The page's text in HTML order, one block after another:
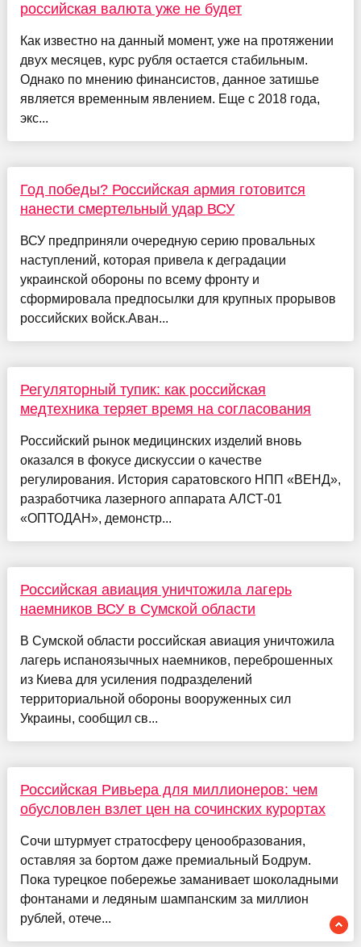
российская валюта уже не будет
Как известно на данный момент, уже на протяжении
двух месяцев, курс рубля остается стабильным.
Однако по мнению финансистов, данное затишье
является временным явлением. Еще с 2018 года,
экс...
Год победы? Российская армия готовится
нанести смертельный удар ВСУ
ВСУ предприняли очередную серию провальных
наступлений, которая привела к деградации
украинской обороны по всему фронту и
сформировала предпосылки для крупных прорывов
российских войск.Аван...
Регуляторный тупик: как российская
медтехника теряет время на согласования
Российский рынок медицинских изделий вновь
оказался в фокусе дискуссии о качестве
регулирования. История саратовского НПП «ВЕНД»,
разработчика лазерного аппарата АЛСТ-01
«ОПТОДАН», демонстр...
Российская авиация уничтожила лагерь
наемников ВСУ в Сумской области
В Сумской области российская авиация уничтожила
лагерь испаноязычных наемников, переброшенных
из Киева для усиления подразделений
территориальной обороны вооруженных сил
Украины, сообщил св...
Российская Ривьера для миллионеров: чем
обусловлен взлет цен на сочинских курортах
Сочи штурмует стратосферу ценообразования,
оставляя за бортом даже премиальный Бодрум.
Пока турецкое побережье заманивает шоколадными
фонтанами и ледяным шампанским за миллион
рублей, отече...